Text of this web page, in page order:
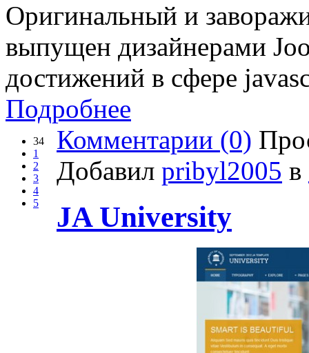
Оригинальный и
выпущен дизайнерами
достижений в сфере
Подробнее
34
1
2
3
4
5
Комментарии (0)
Добавил pribyl2005 в
JA University